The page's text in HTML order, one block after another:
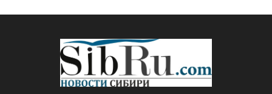
бы хорошим показателем» –
гендиректор
«Русавиапрома»
22.06.2022 НОВОСТИ
Комментариев нет